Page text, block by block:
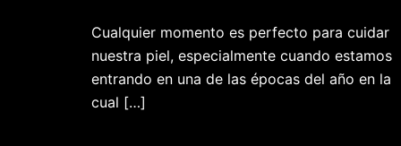
Cualquier momento es perfecto para cuidar
nuestra piel, especialmente cuando estamos
entrando en una de las épocas del año en la
cual […]